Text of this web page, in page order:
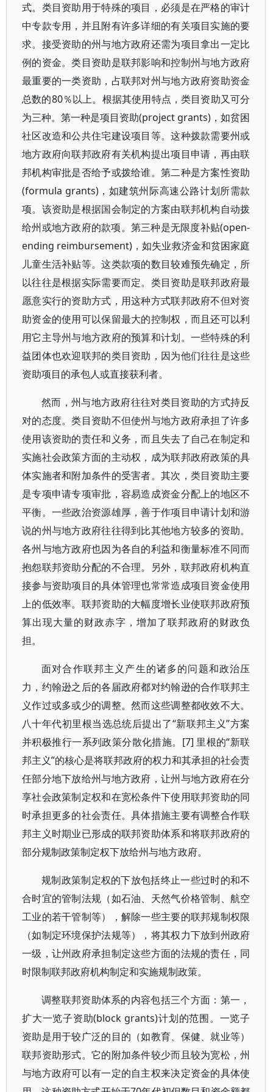
式。类目资助用于特殊的项目，必须是在严格的审计
中专款专用，并且附有许多详细的有关项目实施的要
求。接受资助的州与地方政府还需为项目拿出一定比
例的资金。类目资助是联邦影响和控制州与地方政府
最重要的一类资助，占联邦对州与地方政府资助资金
总数的80％以上。根据其使用特点，类目资助又可分
为三种。第一种是项目资助(project grants)，如贫困
社区改造和公共住宅建设项目等。这种拨款需要州或
地方政府向联邦政府有关机构提出项目申请，再由联
邦机构审批是否给予或拨给谁。第二种是方案性资助
(formula grants)，如建筑州际高速公路计划所需款
项。该资助是根据国会制定的方案由联邦机构自动拨
给州或地方政府的款项。第三种是无限度补贴(open-
ending reimbursement)，如失业救济金和贫困家庭
儿童生活补贴等。这类款项的数目较难预先确定，所
以往往是根据实际需要而定。类目资助是联邦政府最
愿意实行的资助方式，用这种方式联邦政府不但对资
助资金的使用可以保留最大的控制权，而且还可以利
用它主导州与地方政府的预算和计划。一些特殊的利
益团体也欢迎联邦的类目资助，因为他们往往是这些
资助项目的承包人或直接获利者。
然而，州与地方政府往往对类目资助的方式持反
对的态度。类目资助不但使州与地方政府承担了许多
使用该资助的责任和义务，而且失去了自己在制定和
实施社会政策方面的主动权，成为联邦政府政策的具
体实施者和附加条件的受害者。其次，类目资助主要
是专项申请专项审批，容易造成资金分配上的地区不
平衡。一些政治资源雄厚，善于作项目申请计划和游
说的州与地方政府往往得到比其他地方较多的资助。
各州与地方政府也因为各自的利益和衡量标准不同而
抱怨联邦资助分配的不合理。另外，联邦政府机构直
接参与资助项目的具体管理也常常造成项目资金使用
上的低效率。联邦资助的大幅度增长业使联邦政府预
算出现大量的财政赤字，增加了联邦政府的财政负
担。
面对合作联邦主义产生的诸多的问题和政治压
力，约翰逊之后的各届政府都对约翰逊的合作联邦主
义作过或多或少的调整。然而这些调整都收效不大。
八十年代初里根当选总统后提出了“新联邦主义”方案
并积极推行一系列政策分散化措施。[7] 里根的“新联
邦主义”的核心是将联邦政府的权力和其承担的社会责
任部分地下放给州与地方政府，让州与地方政府在分
享社会政策制定权和在宽松条件下使用联邦资助的同
时承担更多的社会责任。具体措施主要有调整合作联
邦主义时期业已形成的联邦资助体系和将联邦政府的
部分规制政策制定权下放给州与地方政府。
规制政策制定权的下放包括终止一些过时的和不
合时宜的管制法规（如石油、天然气价格管制、航空
工业的若干管制等），解除一些主要的联邦规制权限
（如制定环境保护法规等），将其权力下放到州政府
一级，让州政府承担制定这些方面的法规的责任，同
时限制联邦政府机构制定和实施规制政策。
调整联邦资助体系的内容包括三个方面：第一，
扩大一览子资助(block grants)计划的范围。一览子
资助是用于较广泛的目的（如教育、保健、就业等）
联邦资助形式。它的附加条件较少而且较为宽松，州
与地方政府可以有一定的自主权来决定资金的具体使